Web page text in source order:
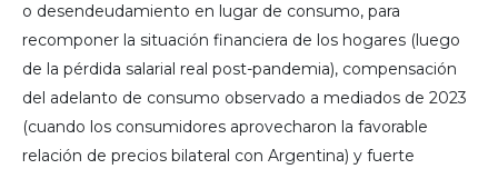
o desendeudamiento en lugar de consumo, para
recomponer la situación financiera de los hogares (luego
de la pérdida salarial real post-pandemia), compensación
del adelanto de consumo observado a mediados de 2023
(cuando los consumidores aprovecharon la favorable
relación de precios bilateral con Argentina) y fuerte